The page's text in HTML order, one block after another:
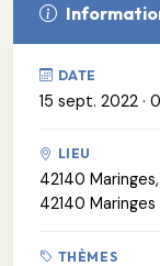
DATE
15 sept. 2022 ·
LIEU
42140
42140 Maringes
THÈMES